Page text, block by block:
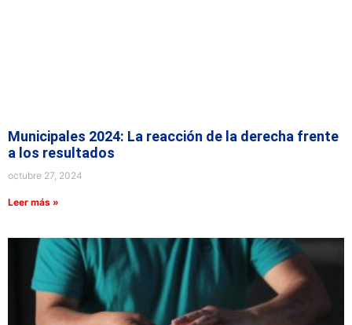
Municipales 2024: La reacción de la derecha frente
a los resultados
octubre 27, 2024
Leer más »